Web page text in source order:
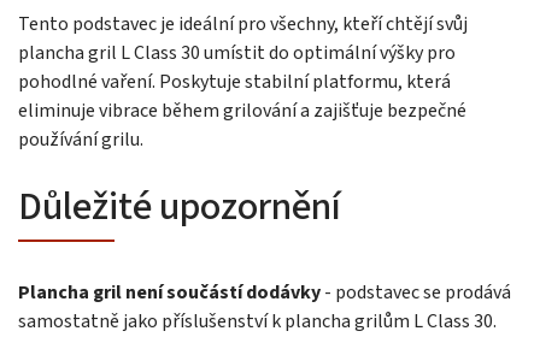
Tento podstavec je ideální pro všechny, kteří chtějí svůj
plancha gril L Class 30 umístit do optimální výšky pro
pohodlné vaření. Poskytuje stabilní platformu, která
eliminuje vibrace během grilování a zajišťuje bezpečné
používání grilu.
Důležité upozornění
Plancha gril není součástí dodávky- podstavec se prodává
samostatně jako příslušenství k plancha grilům L Class 30.